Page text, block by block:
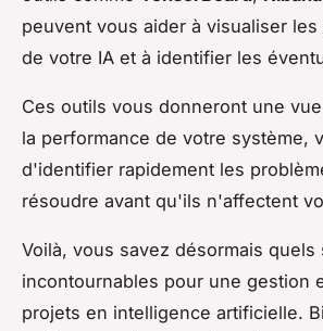
peuvent vous aider à visualiser
de votre IA et à identifier les
Ces outils vous donneront une
la performance de votre système,
d'identifier rapidement les
résoudre avant qu'ils n'affectent
Voilà, vous savez désormais quels
incontournables pour une gestion
projets en intelligence artificielle.